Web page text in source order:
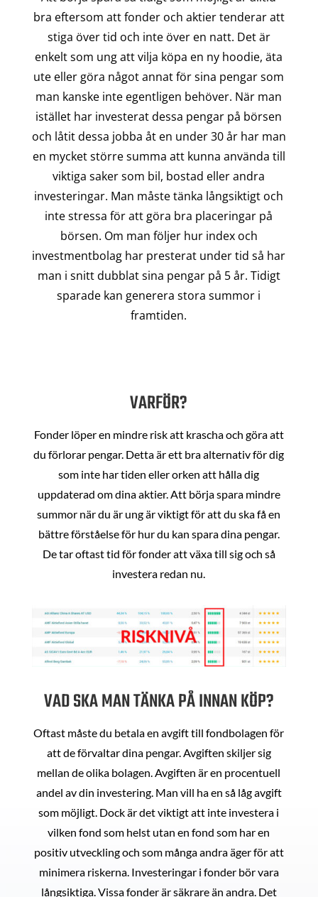
bra eftersom att fonder och aktier tenderar att
stiga över tid och inte över en natt. Det är
enkelt som ung att vilja köpa en ny hoodie, äta
ute eller göra något annat för sina pengar som
man kanske inte egentligen behöver. När man
istället har investerat dessa pengar på börsen
och låtit dessa jobba åt en under 30 år har man
en mycket större summa att kunna använda till
viktiga saker som bil, bostad eller andra
investeringar. Man måste tänka långsiktigt och
inte stressa för att göra bra placeringar på
börsen. Om man följer hur index och
investmentbolag har presterat under tid så har
man i snitt dubblat sina pengar på 5 år. Tidigt
sparade kan generera stora summor i
framtiden.
VARFÖR?
Fonder löper en mindre risk att krascha och göra att
du förlorar pengar. Detta är ett bra alternativ för dig
som inte har tiden eller orken att hålla dig
uppdaterad om dina aktier. Att börja spara mindre
summor när du är ung är viktigt för att du ska få en
bättre förståelse för hur du kan spara dina pengar.
De tar oftast tid för fonder att växa till sig och så
investera redan nu.
VAD SKA MAN TÄNKA PÅ INNAN KÖP?
Oftast måste du betala en avgift till fondbolagen för
att de förvaltar dina pengar. Avgiften skiljer sig
mellan de olika bolagen. Avgiften är en procentuell
andel av din investering. Man vill ha en så låg avgift
som möjligt. Dock är det viktigt att inte investera i
vilken fond som helst utan en fond som har en
positiv utveckling och som många andra äger för att
minimera riskerna. Investeringar i fonder bör vara
långsiktiga. Vissa fonder är säkrare än andra. Det